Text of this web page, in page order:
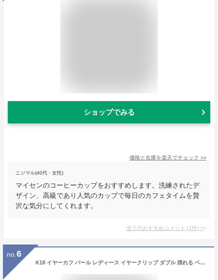
ショップでみる
価格と在庫を楽天でチェック >>
ニジマル(40代・女性)
マイセンのコーヒーカップをおすすめします。洗練されたデ
ザイン、高級であり人気のカップで毎日のカフェタイムを贅
沢な気分にしてくれます。
全てのおすすめコメント (1件) >
no. 6
K18 イヤーカフ パール レディース イヤークリップ ダブル 揺れる ベビーパール アコヤ真珠 耳たぶを優しくはさむ イヤリング 3.5mm 6,5-7mm 国産 あこや 真珠 ギフト 結婚式 片耳 ご褒美 プレゼント【コンビニ受取対応商品】【送料無料】卒業 就職 卒業 成人 祝い 記念